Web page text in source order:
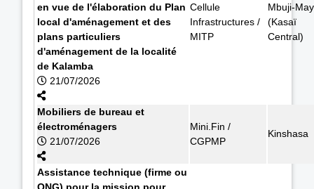
en vue de l'élaboration du Plan
local d'aménagement et des
plans particuliers
d'aménagement de la localité
de Kalamba
21/07/2026
Cellule
Infrastructures /
MITP
Mbuji-
(Kasaï
Central)
Mobiliers de bureau et
électroménagers
21/07/2026
Mini.Fin /
CGPMP
Kinshasa
Assistance technique (firme ou
ONG) pour la mission pour